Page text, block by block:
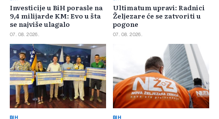
Investicije u BiH porasle na
9,4 milijarde KM: Evo u šta
se najviše ulagalo
07. 08. 2026.
Ultimatum upravi: Radnici
Željezare će se zatvoriti u
pogone
07. 08. 2026.
BIH BIH